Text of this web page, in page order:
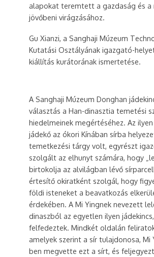
alapokat teremtett a gazdaság és a
jövőbeni virágzásához.
Gu Xianzi, a Sanghaji Múzeum
Kutatási Osztályának igazgató-
kiállítás kurátorának ismertetése.
A Sanghaji Múzeum Donghan
választás a Han-dinasztia temetési
hiedelmeinek megértéséhez. Az
jádekő az ókori Kínában sírba
temetkezési tárgy volt, egyrészt
szolgált az elhunyt számára, hogy
birtokolja az alvilágban lévő
értesítő okiratként szolgál, hogy
földi isteneket a beavatkozás
érdekében. A Mi Yingnek nevezett
dinaszból az egyetlen ilyen
felfedeztek. Mindkét oldalán
amelyek szerint a sír tulajdonosa, Mi
ben megvette ezt a sírt, és